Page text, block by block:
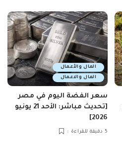
المال والأعمال
المال والاعمال
سعر الفضة اليوم في مصر
[تحديث مباشر: الأحد 21 يونيو
2026]
5 دقيقة للقراءة